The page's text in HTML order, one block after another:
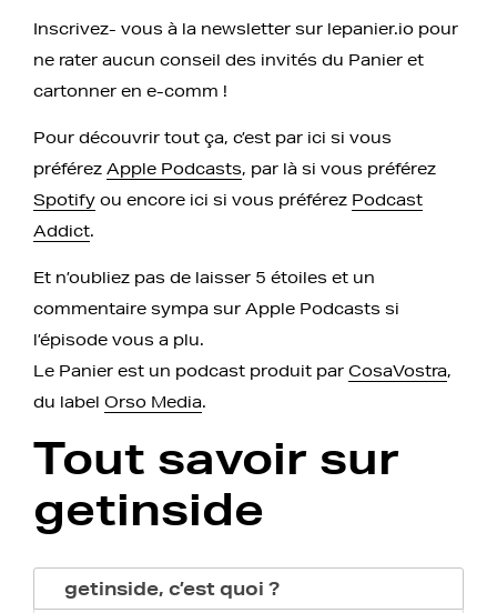
Inscrivez- vous à la newsletter sur lepanier.io pour
ne rater aucun conseil des invités du Panier et
cartonner en e-comm !
Pour découvrir tout ça, c’est par ici si vous
préférez Apple Podcasts, par là si vous préférez
Spotify ou encore ici si vous préférez Podcast
Addict.
Et n’oubliez pas de laisser 5 étoiles et un
commentaire sympa sur Apple Podcasts si
l’épisode vous a plu.
Le Panier est un podcast produit par CosaVostra,
du label Orso Media.
Tout savoir sur
getinside
getinside, c’est quoi ?